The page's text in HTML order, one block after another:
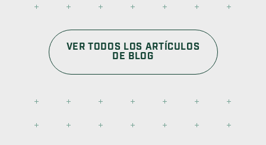
VER TODOS LOS ARTÍCULOS
DE BLOG